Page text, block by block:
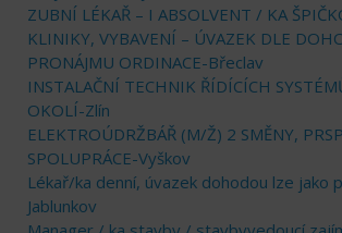
ZUBNÍ LÉKAŘ – I ABSOLVENT / KA
KLINIKY, VYBAVENÍ – ÚVAZEK DLE
PRONÁJMU ORDINACE-Břeclav
INSTALAČNÍ TECHNIK ŘÍDÍCÍCH
OKOLÍ-Zlín
ELEKTROÚDRŽBÁŘ (M/Ž) 2 SMĚNY,
SPOLUPRÁCE-Vyškov
Lékař/ka denní, úvazek dohodou lze jako
Jablunkov